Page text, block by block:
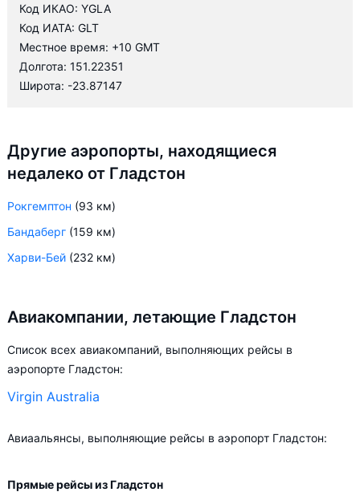
Код ИКАО: YGLA
Код ИАТА: GLT
Местное время: +10 GMT
Долгота: 151.22351
Широта: -23.87147
Другие аэропорты, находящиеся
недалеко от Гладстон
Рокгемптон (93 км)
Бандаберг (159 км)
Харви-Бей (232 км)
Авиакомпании, летающие Гладстон
Список всех авиакомпаний, выполняющих рейсы в
аэропорте Гладстон:
Virgin Australia
Авиаальянсы, выполняющие рейсы в аэропорт Гладстон:
Прямые рейсы из Гладстон